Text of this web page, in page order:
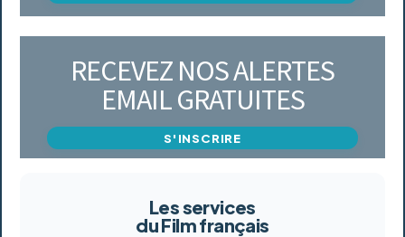
RECEVEZ NOS ALERTES
EMAIL GRATUITES
S'INSCRIRE
Les services
du Film français